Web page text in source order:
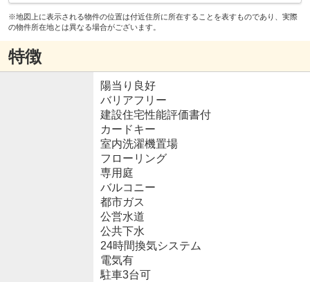
※地図上に表示される物件の位置は付近住所に所在することを表すものであり、実際
の物件所在地とは異なる場合がございます。
特徴
陽当り良好
バリアフリー
建設住宅性能評価書付
カードキー
室内洗濯機置場
フローリング
専用庭
バルコニー
都市ガス
公営水道
公共下水
24時間換気システム
電気有
駐車3台可